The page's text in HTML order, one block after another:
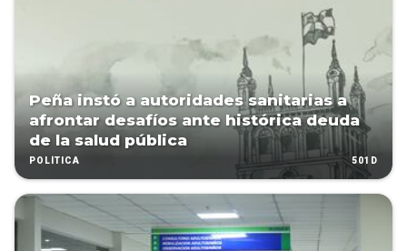
Peña instó a autoridades sanitarias a
afrontar desafíos ante histórica deuda
de la salud pública
POLÍTICA 501D